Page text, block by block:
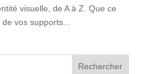
visuelle, de A à Z. Que ce
vos supports...
Rechercher